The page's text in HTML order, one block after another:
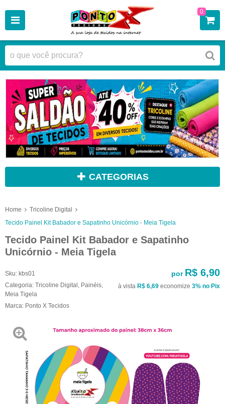
0
CATEGORIAS
Home
Tricoline Digital
Tecido Painel Kit Babador e Sapatinho Unicórnio - Meia Tigela
Tecido Painel Kit Babador e Sapatinho
Unicórnio - Meia Tigela
Sku: kbs01
Categoria: Tricoline Digital , Painéis,
Meia Tigela
Marca: Ponto X Tecidos
por R$ 6,90
à vista R$ 6,69 economize 3% no Pix